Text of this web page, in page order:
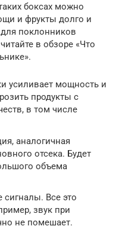
боксах можно
и фрукты долго и
поклонников
в обзоре «Что
усиливает мощность и
продукты с
в том числе
аналогичная
отсека. Будет
объема
Все это
звук при
не помешает.